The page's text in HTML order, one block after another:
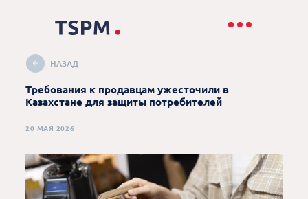
НАЗАД
Требования к продавцам ужесточили в
Казахстане для защиты потребителей
20 МАЯ 2026